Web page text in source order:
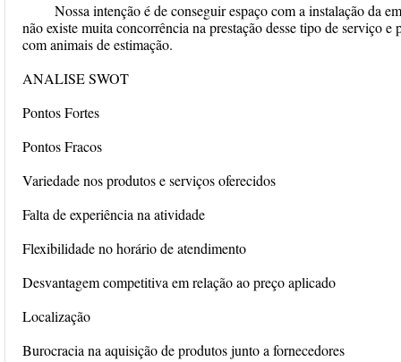
Nossa intenção é de conseguir espaço com a instalação da
não existe muita concorrência na prestação desse tipo de serviço e
com animais de estimação.
ANALISE SWOT
Pontos Fortes
Pontos Fracos
Variedade nos produtos e serviços oferecidos
Falta de experiência na atividade
Flexibilidade no horário de atendimento
Desvantagem competitiva em relação ao preço aplicado
Localização
Burocracia na aquisição de produtos junto a fornecedores